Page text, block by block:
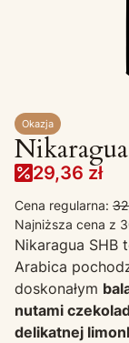
Okazja
29,36 zł
Cena regularna:
Najniższa cena z
Nikaragua SHB
Arabica
doskonałym
nutami
delikatnej